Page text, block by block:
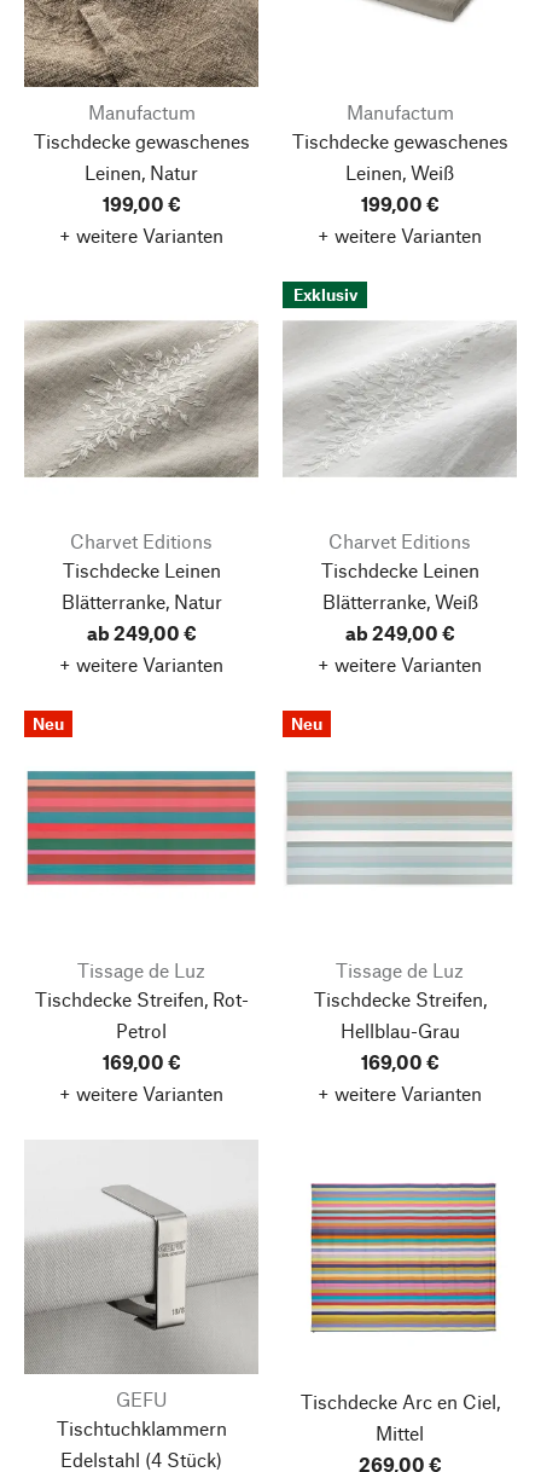
Manufactum
Tischdecke gewaschenes
Leinen, Natur
199,00 €
+ weitere Varianten
Manufactum
Tischdecke gewaschenes
Leinen, Weiß
199,00 €
+ weitere Varianten
Charvet Editions
Tischdecke Leinen
Blätterranke, Natur
ab 249,00 €
+ weitere Varianten
Exklusiv
Charvet Editions
Tischdecke Leinen
Blätterranke, Weiß
ab 249,00 €
+ weitere Varianten
Neu
Tissage de Luz
Tischdecke Streifen, Rot-
Petrol
169,00 €
+ weitere Varianten
Neu
Tissage de Luz
Tischdecke Streifen,
Hellblau-Grau
169,00 €
+ weitere Varianten
GEFU
Tischtuchklammern
Edelstahl (4 Stück)
Tischdecke Arc en Ciel,
Mittel
269,00 €